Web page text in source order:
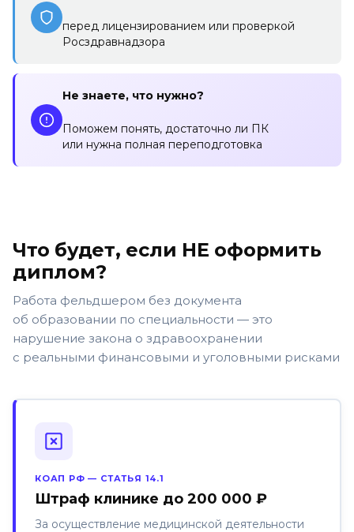
перед лицензированием или проверкой
Росздравнадзора
Не знаете, что нужно?
Поможем понять, достаточно ли ПК
или нужна полная переподготовка
Что будет, если НЕ оформить
диплом?
Работа фельдшером без документа
об образовании по специальности — это
нарушение закона о здравоохранении
с реальными финансовыми и уголовными рисками
КОАП РФ — СТАТЬЯ 14.1
Штраф клинике до 200 000 ₽
За осуществление медицинской деятельности